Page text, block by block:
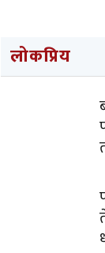
लोकप्रिय